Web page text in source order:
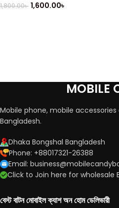
1,800.00৳ 1,600.00৳
MOBILE
Mobile phone, mobile
Bangladesh.
Dhaka Bongshal Bangladesh
Phone: +88017321-26388
Email:
Click to Join here for wholesale
বেস্ট বাটন মোবাইল ক্যাশ অন হোম ডেলিভারী